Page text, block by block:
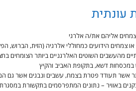
אליהם את/ה אלרגי
הידועים כמחוללי אלרגיה (הזית, הברוש,
מהעשבים השוטים האלרגניים ביותר הצומחים
במכסחות דשא, בתקופת האביב והקיץ
אשר תעודד פטרת בצמח, עשבים ונבגים אשר גם
באוויר – נתונים המתפרסמים בתקשורת במסגרת